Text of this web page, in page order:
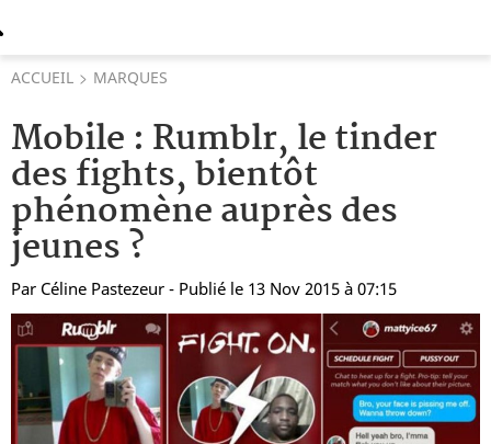
ACCUEIL MARQUES
Mobile : Rumblr, le tinder
des fights, bientôt
phénomène auprès des
jeunes ?
Par Céline Pastezeur - Publié le 13 Nov 2015 à 07:15